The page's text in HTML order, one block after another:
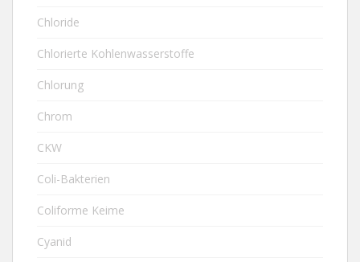
Chloride
Chlorierte Kohlenwasserstoffe
Chlorung
Chrom
CKW
Coli-Bakterien
Coliforme Keime
Cyanid